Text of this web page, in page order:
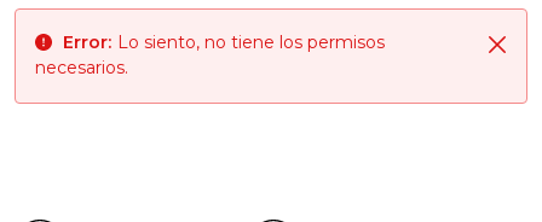
Error: Lo siento, no tiene los permisos
necesarios.